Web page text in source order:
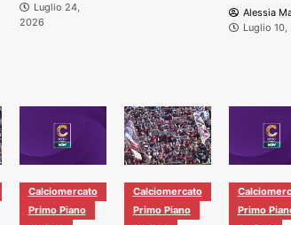
Luglio 24,
2026
Alessia
Luglio 10,
Calciomercato
Primo Piano
Calciomercato
Primo Piano
Primo